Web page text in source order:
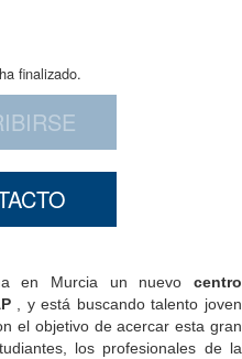
finalizado.
en Murcia un nuevo centro
, y está buscando talento joven
el objetivo de acercar esta gran
los profesionales de la